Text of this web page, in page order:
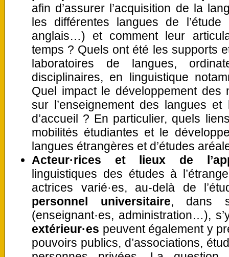
afin d’assurer l’acquisition de la
les différentes langues de
anglais…) et comment leur
temps ? Quels ont été les supports
laboratoires de langues,
disciplinaires, en linguistique
Quel impact le développement des
sur l’enseignement des langues
d’accueil ? En particulier, quels
mobilités étudiantes et le
langues étrangères et d’études
Acteur·rices et lieux de
linguistiques des études à
actrices varié·es, au-delà de
personnel universitaire, dans
(enseignant·es, administration…),
extérieur·es peuvent également y
pouvoirs publics, d’associations,